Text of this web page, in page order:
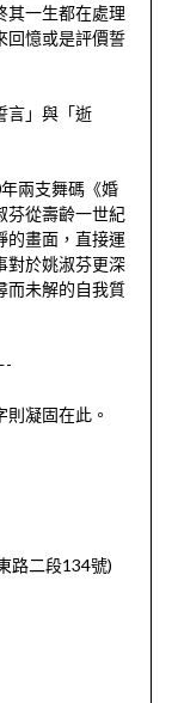
其一生都在處理
回憶或是評價誓
言」與「逝
兩支舞碼《婚
芬從壽齡一世紀
的畫面，直接運
對於姚淑芬更深
而未解的自我質
凝固在此。
路二段134號)